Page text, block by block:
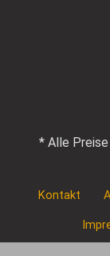
* Alle
Kontakt